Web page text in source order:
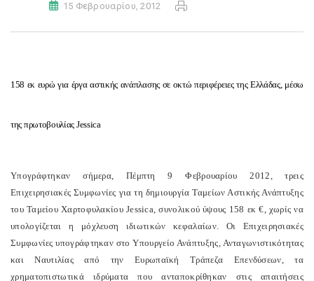
15 Φεβρουαρίου, 2012
158 εκ ευρώ για έργα αστικής ανάπλασης σε οκτώ περιφέρειες της Ελλάδας, μέσω
της πρωτοβουλίας Jessica
Υπογράφτηκαν σήμερα, Πέμπτη 9 Φεβρουαρίου 2012, τρεις
Επιχειρησιακές Συμφωνίες για τη δημιουργία Ταμείων Αστικής Ανάπτυξης
του Ταμείου Χαρτοφυλακίου Jessica, συνολικού ύψους 158 εκ €, χωρίς να
υπολογίζεται η μόχλευση ιδιωτικών κεφαλαίων. Οι Επιχειρησιακές
Συμφωνίες υπογράφτηκαν στο Υπουργείο Ανάπτυξης, Ανταγωνιστικότητας
και Ναυτιλίας από την Ευρωπαϊκή Τράπεζα Επενδύσεων, τα
χρηματοπιστωτικά ιδρύματα που ανταποκρίθηκαν στις απαιτήσεις